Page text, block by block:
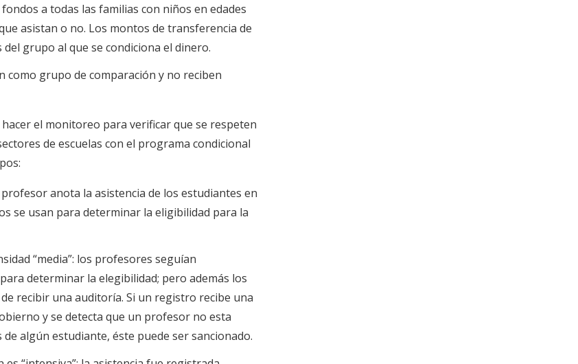
a todas las familias con niños en edades
asistan o no. Los montos de transferencia de
grupo al que se condiciona el dinero.
como grupo de comparación y no reciben
el monitoreo para verificar que se respeten
de escuelas con el programa condicional
anota la asistencia de los estudiantes en
se usan para determinar la eligibilidad para la
“media”: los profesores seguían
determinar la elegibilidad; pero además los
recibir una auditoría. Si un registro recibe una
y se detecta que un profesor no esta
algún estudiante, éste puede ser sancionado.